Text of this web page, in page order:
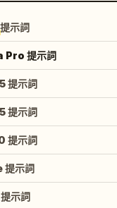
示詞
Pro 提示詞
提示詞
提示詞
提示詞
示詞
示詞